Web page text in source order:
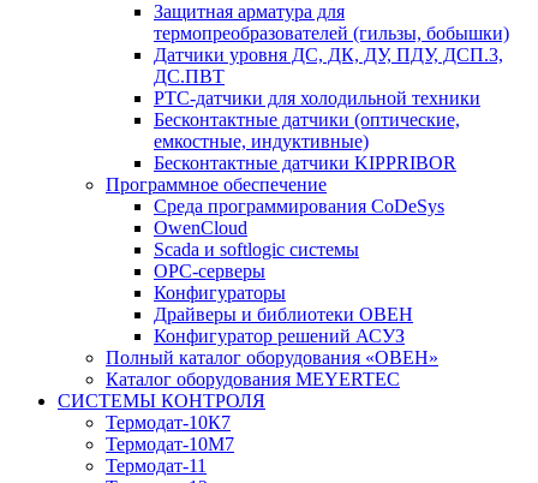
Защитная арматура для
термопреобразователей (гильзы, бобышки)
Датчики уровня ДС, ДК, ДУ, ПДУ, ДСП.3,
ДС.ПВТ
PTC-датчики для холодильной техники
Бесконтактные датчики (оптические,
емкостные, индуктивные)
Бесконтактные датчики KIPPRIBOR
Программное обеспечение
Среда программирования CoDeSys
OwenCloud
Scada и softlogic системы
OPC-серверы
Конфигураторы
Драйверы и библиотеки ОВЕН
Конфигуратор решений АСУЗ
Полный каталог оборудования «ОВЕН»
Каталог оборудования MEYERTEC
СИСТЕМЫ КОНТРОЛЯ
Термодат-10К7
Термодат-10М7
Термодат-11